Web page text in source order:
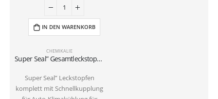
CHEMIKALIE
Super Seal” Gesamtleckstopfen komplett mit Schnellkupplung für Kältemittel Car R1234YF
Super Seal” Leckstopfen
komplett mit Schnellkupplung
IN DEN WARENKORB